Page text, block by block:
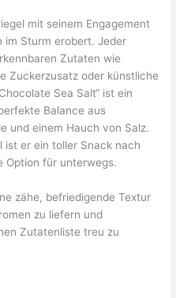
mit seinem Engagement
Sturm erobert. Jeder
Zutaten wie
Zuckerzusatz oder künstliche
Sea Salt“ ist ein
Balance aus
und einem Hauch von Salz.
ist er ein toller Snack nach
Option für unterwegs.
zähe, befriedigende Textur
zu liefern und
Zutatenliste treu zu